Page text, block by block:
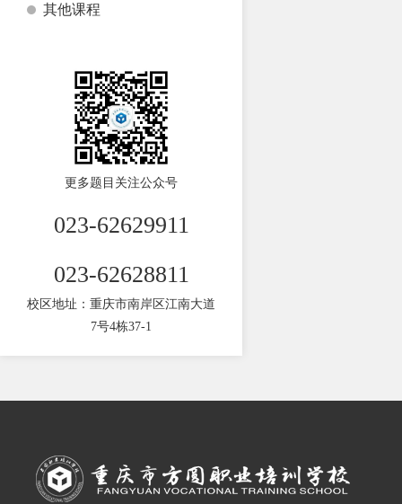
其他课程
更多题目关注公众号
023-62629911
023-62628811
校区地址：重庆市南岸区江南大道
7号4栋37-1